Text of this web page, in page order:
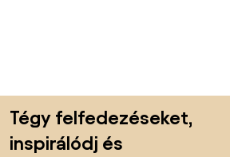
Tégy felfedezéseket,
inspirálódj és